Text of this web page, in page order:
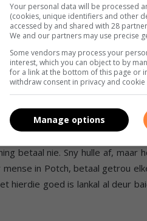
politieke
beurtkrag meer regverdig toe
bedink om net by
praat.
betaal nie. Sny hulle af, maar
in Potch, betaal getrou
goed is lankal al deur
Your personal data will be processed
(cookies, unique identifiers and other
accessed by and shared with 28
We and our partners may use precise
Some vendors may process your
interest, which you can object to by
for a link at the bottom of this page or
withdraw consent in privacy and cookie
Manage options